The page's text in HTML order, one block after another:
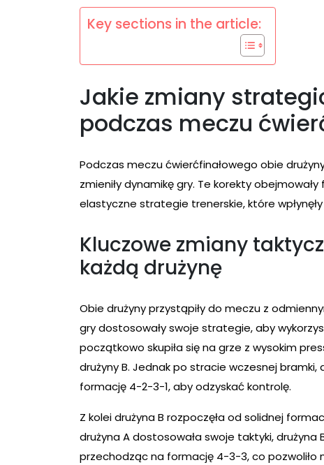
Key sections in the article:
Jakie zmiany
podczas meczu
Podczas meczu ćwierćfinałowego obie
zmieniły dynamikę gry. Te korekty
elastyczne strategie trenerskie, które
Kluczowe zmiany
każdą drużynę
Obie drużyny przystąpiły do meczu z
gry dostosowały swoje strategie, aby
początkowo skupiła się na grze z wysokim
drużyny B. Jednak po stracie wczesnej
formację 4-2-3-1, aby odzyskać kontrolę.
Z kolei drużyna B rozpoczęła od solidnej
drużyna A dostosowała swoje taktyki,
przechodząc na formację 4-3-3, co pozwoliło